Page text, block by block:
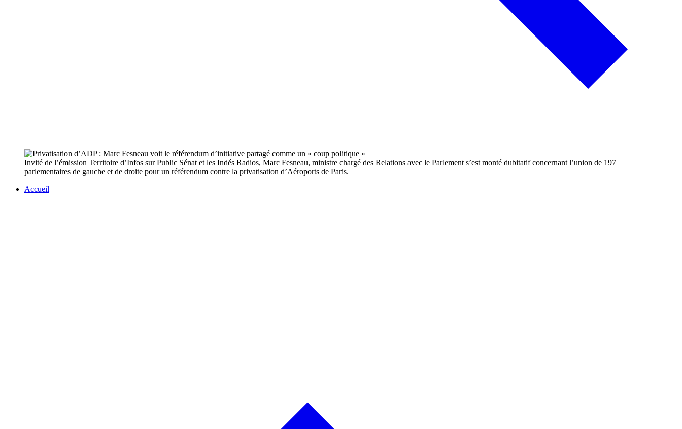
Invité de l’émission Territoire d’Infos sur Public Sénat et les Indés Radios, Marc Fesneau, ministre chargé des Relations avec le Parlement s’est monté dubitatif concernant l’union de 197
parlementaires de gauche et de droite pour un référendum contre la privatisation d’Aéroports de Paris.
Accueil